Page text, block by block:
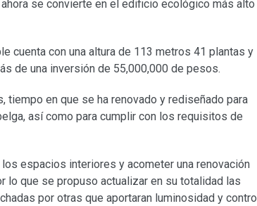
se convierte en el edificio ecológico más alto
cuenta con una altura de 113 metros 41 plantas y
de una inversión de 55,000,000 de pesos.
en que se ha renovado y rediseñado para
así como para cumplir con los requisitos de
espacios interiores y acometer una renovación
lo que se propuso actualizar en su totalidad las
por otras que aportaran luminosidad y control